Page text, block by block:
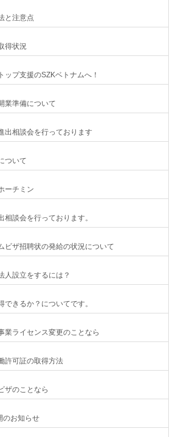
と注意点
得状況
ップ支援のSZKベトナムへ！
業準備について
出相談会を行っております
ついて
ーチミン
談会を行っております。
ビザ招聘状の発給の状況について
人設立をするには？
きるか？についてです。
業ライセンス変更のことなら
許可証の取得方法
ザのことなら
のお知らせ